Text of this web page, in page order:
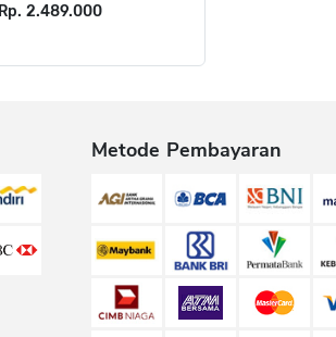
Rp. 2.489.000
Metode Pembayaran